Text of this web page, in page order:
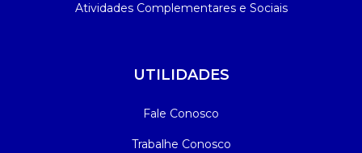
Atividades Complementares e Sociais
UTILIDADES
Fale Conosco
Trabalhe Conosco